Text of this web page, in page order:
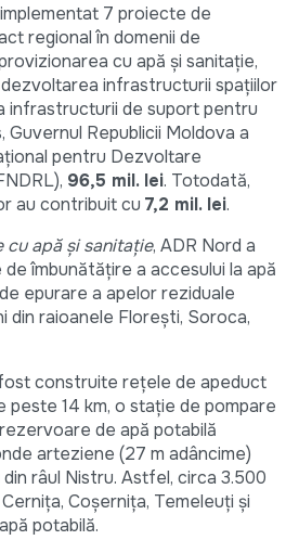
7 proiecte de
regional în domenii de
cu apă și sanitație,
infrastructurii spațiilor
infrastructurii de suport pentru
Guvernul Republicii Moldova a
pentru Dezvoltare
96,5 mil. lei. Totodată,
au contribuit cu 7,2 mil. lei.
cu apă și sanitație, ADR Nord a
îmbunătățire a accesului la apă
epurare a apelor reziduale
din raioanele Florești, Soroca,
construite rețele de apeduct
peste 14 km, o stație de pompare
de apă potabilă
arteziene (27 m adâncime)
râul Nistru. Astfel, circa 3.500
Coșernița, Temeleuți și
potabilă.